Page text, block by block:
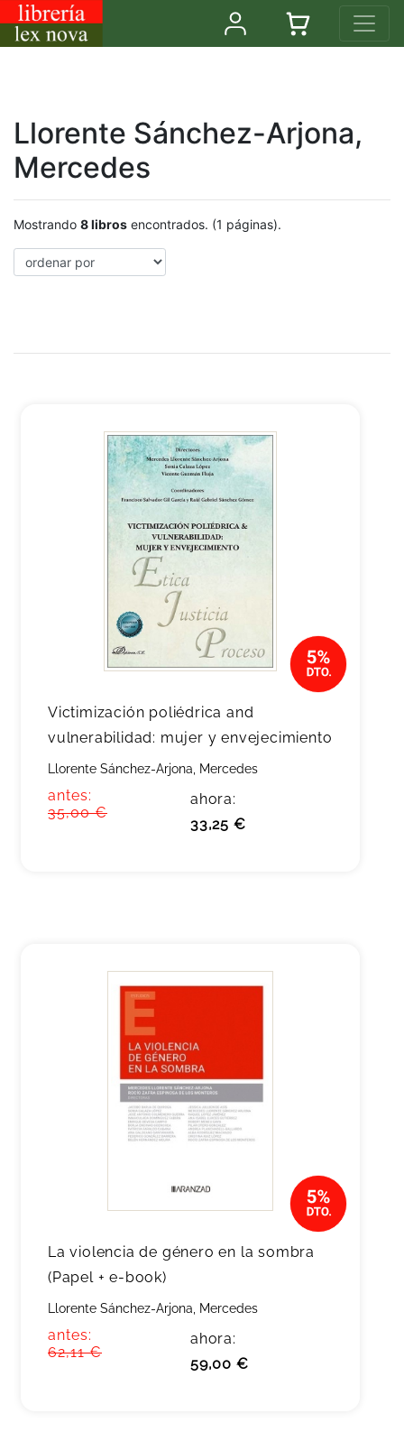
Llorente Sánchez-Arjona,
Mercedes
Mostrando 8 libros encontrados. (1 páginas).
Victimización poliédrica and
vulnerabilidad: mujer y envejecimiento
Llorente Sánchez-Arjona, Mercedes
antes:
35,00 €
ahora:
33,25 €
La violencia de género en la sombra
(Papel + e-book)
Llorente Sánchez-Arjona, Mercedes
antes:
62,11 €
ahora:
59,00 €